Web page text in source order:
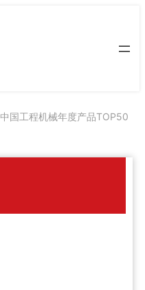
中国工程机械年度产品TOP50